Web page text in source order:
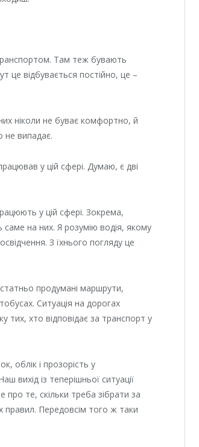
Там теж бувають
це відбувається постійно, це –
ніколи не буває комфортно, й
не випадає.
у цій сфері. Думаю, є дві
у цій сфері. Зокрема,
саме на них. Я розумію водія, якому
З їхнього погляду це
продумані маршрути,
Ситуація на дорогах
тих, хто відповідає за транспорт у
облік і прозорість у
вихід із теперішньої ситуації
те, скільки треба зібрати за
правил. Передовсім того ж таки